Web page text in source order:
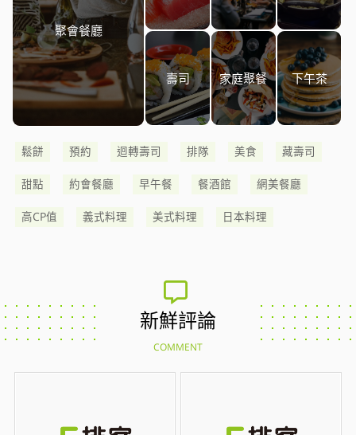
聚會餐廳
壽司 家庭聚餐 下午茶
鬆餅 預約 迴轉壽司 排隊 美食 藏壽司
甜點 約會餐廳 早午餐 餐酒館 網美餐廳
高CP值 義式料理 美式料理 日本料理
新鮮評論
COMMENT